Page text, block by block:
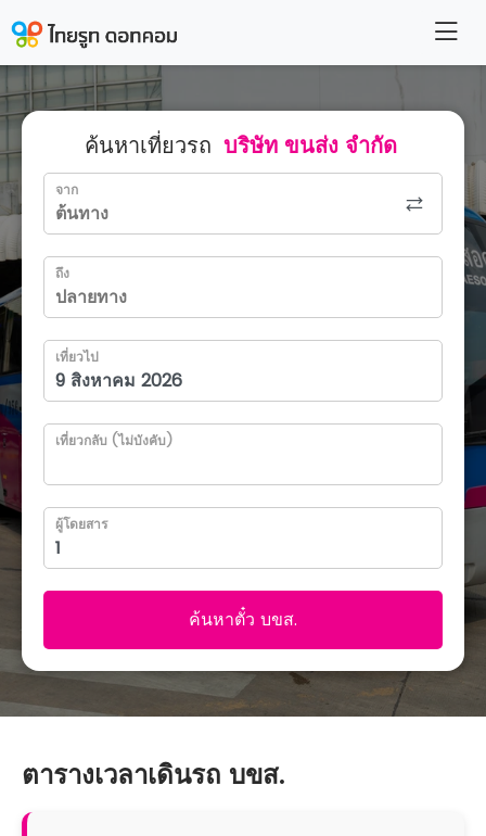
ค้นหาเที่ยวรถ บริษัท ขนส่ง จำกัด
จาก
ถึง
เที่ยวไป
เที่ยวกลับ (ไม่บังคับ)
ผู้โดยสาร
ค้นหาตั๋ว บขส.
ตารางเวลาเดินรถ บขส.